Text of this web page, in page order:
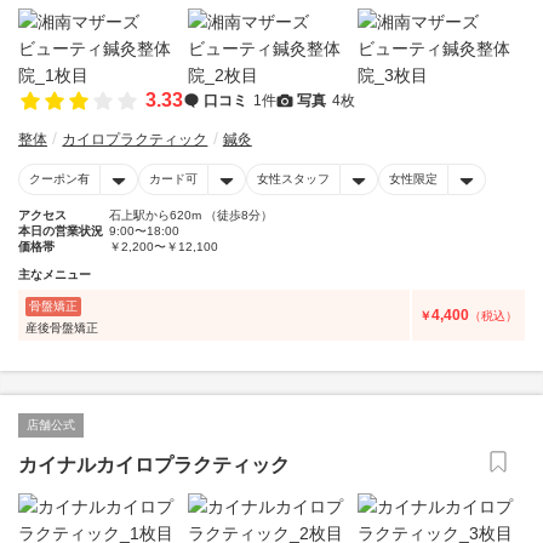
3.33 口コミ 1件 写真 4枚
整体 カイロプラクティック 鍼灸
クーポン有 カード可 女性スタッフ 女性限定
アクセス
石上駅から620m （徒歩8分）
本日の営業状況 9:00〜18:00
価格帯
￥2,200〜￥12,100
主なメニュー
骨盤矯正
産後骨盤矯正
￥4,400 （税込）
店舗公式
カイナルカイロプラクティック